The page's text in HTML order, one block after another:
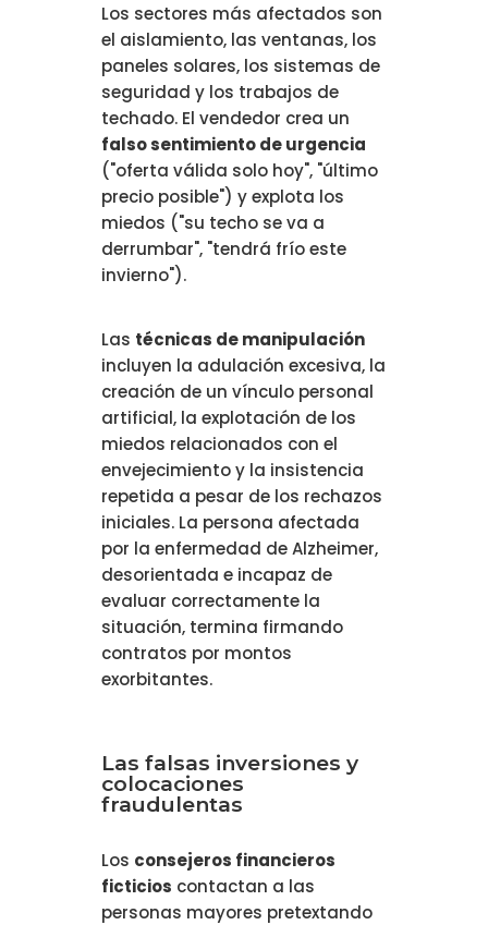
Los sectores más afectados son
el aislamiento, las ventanas, los
paneles solares, los sistemas de
seguridad y los trabajos de
techado. El vendedor crea un
falso sentimiento de urgencia
("oferta válida solo hoy", "último
precio posible") y explota los
miedos ("su techo se va a
derrumbar", "tendrá frío este
invierno").
Las técnicas de manipulación
incluyen la adulación excesiva, la
creación de un vínculo personal
artificial, la explotación de los
miedos relacionados con el
envejecimiento y la insistencia
repetida a pesar de los rechazos
iniciales. La persona afectada
por la enfermedad de Alzheimer,
desorientada e incapaz de
evaluar correctamente la
situación, termina firmando
contratos por montos
exorbitantes.
Las falsas inversiones y
colocaciones
fraudulentas
Los consejeros financieros
ficticios contactan a las
personas mayores pretextando